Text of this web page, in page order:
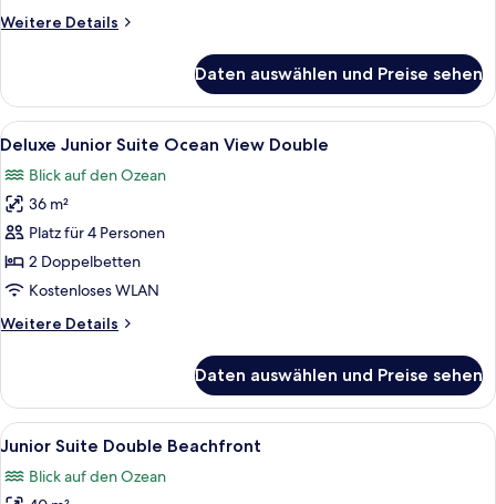
anzeigen
Weitere Details
Weitere
Junior
Suite
King
Daten auswählen und Preise sehen
Alle
Fotos
für
Deluxe
Junior
Suite
Ocean
Double
Ein Hotelzimmer mit einem großen
6
Deluxe Junior Suite Ocean View Double
Blick auf den Ozean
36 m²
Platz für 4 Personen
2 Doppelbetten
Kostenloses WLAN
Weitere Details
Weitere
Junior
Suite
Ocean
Double
Daten auswählen und Preise sehen
Alle
Fotos
für
Ein Hotelzimmer mit zwei Betten,
4
Junior Suite Double Beachfront
Blick auf den Ozean